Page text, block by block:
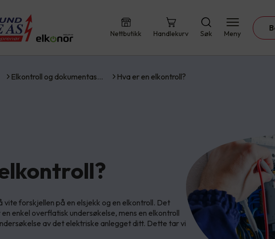
Nettbutikk Handlekurv Søk Meny
Elkontroll og dokumentas… Hva er en elkontroll?
vite forskjellen på en elsjekk og en elkontroll. Det
enkel overflatisk undersøkelse, mens en elkontroll
av det elektriske anlegget ditt. Dette tar vi